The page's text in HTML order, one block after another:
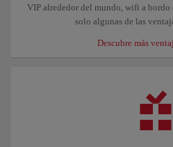
VIP alrededor del mundo, wifi a bordo
solo algunas de las
Descubre más